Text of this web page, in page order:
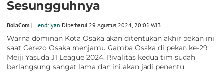
Sesungguhnya
BolaCom | Hendriyan Diperbarui 29 Agustus 2024, 20:05 WIB
Warna dominan Kota Osaka akan ditentukan akhir pekan ini
saat Cerezo Osaka menjamu Gamba Osaka di pekan ke-29
Meiji Yasuda J1 League 2024. Rivalitas kedua tim sudah
berlangsung sangat lama dan ini akan jadi penentu